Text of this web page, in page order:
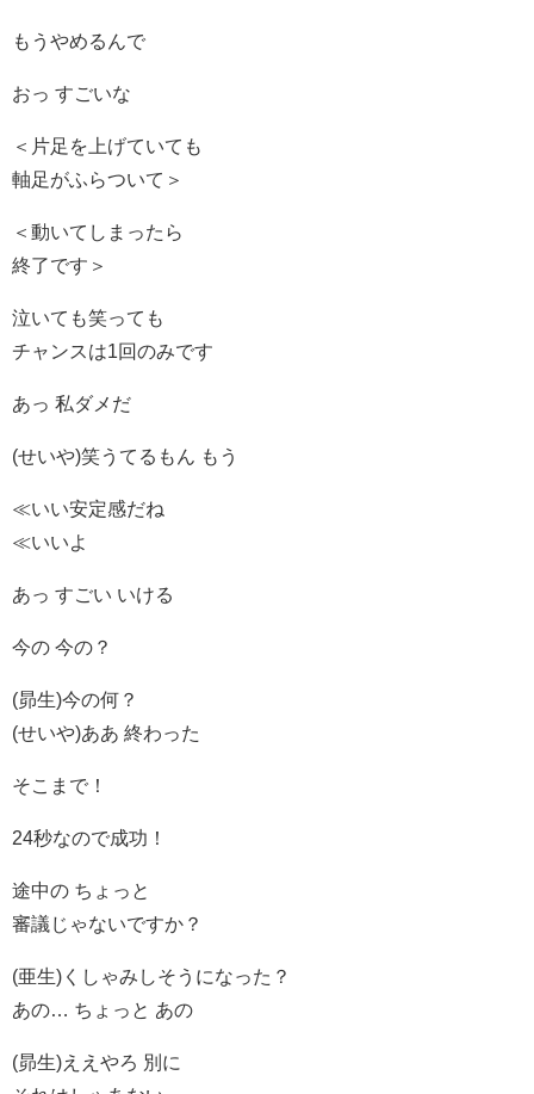
もうやめるんで
おっ すごいな
＜片足を上げていても
軸足がふらついて＞
＜動いてしまったら
終了です＞
泣いても笑っても
チャンスは1回のみです
あっ 私ダメだ
(せいや)笑うてるもん もう
≪いい安定感だね
≪いいよ
あっ すごい いける
今の 今の？
(昴生)今の何？
(せいや)ああ 終わった
そこまで！
24秒なので成功！
途中の ちょっと
審議じゃないですか？
(亜生)くしゃみしそうになった？
あの… ちょっと あの
(昴生)ええやろ 別に